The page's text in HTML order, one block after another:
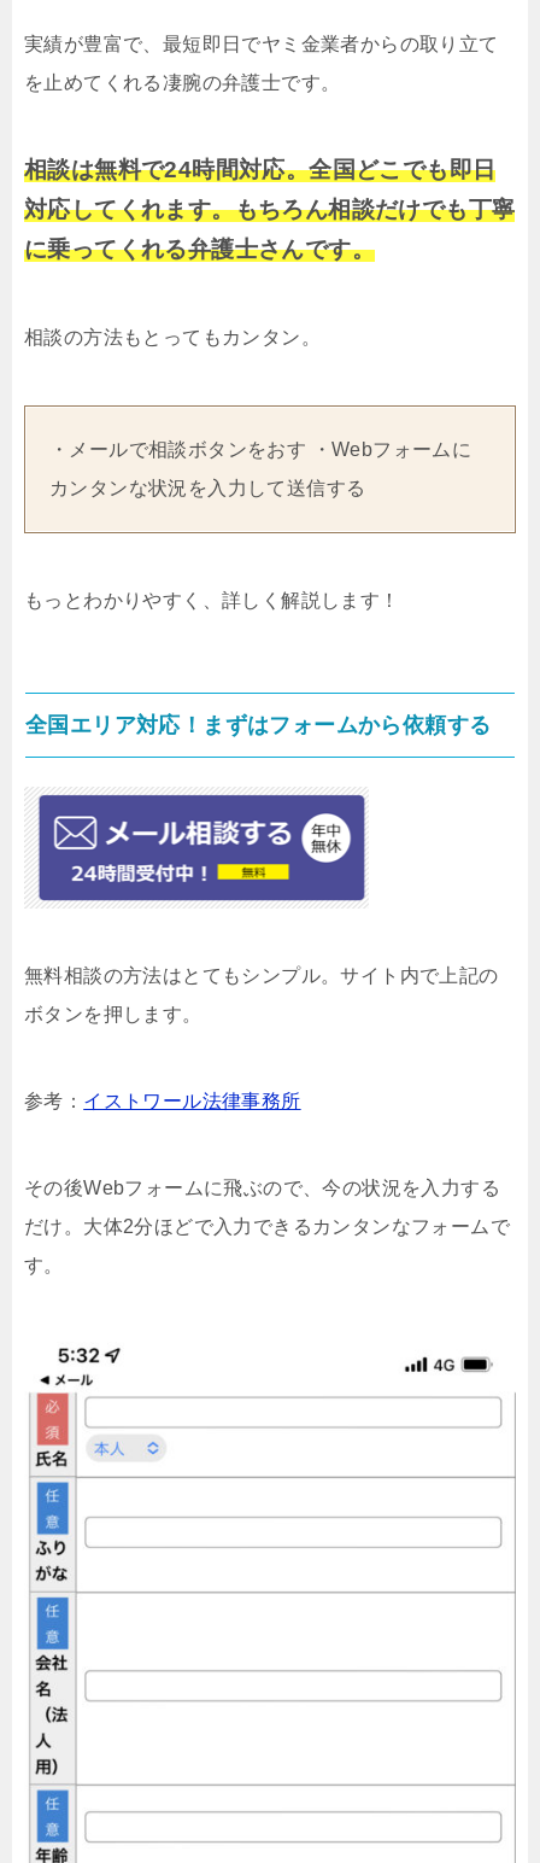
実績が豊富で、最短即日でヤミ金業者からの取り立て
を止めてくれる凄腕の弁護士です。
相談は無料で24時間対応。全国どこでも即日
対応してくれます。もちろん相談だけでも丁寧
に乗ってくれる弁護士さんです。
相談の方法もとってもカンタン。
・メールで相談ボタンをおす ・Webフォームに
カンタンな状況を入力して送信する
もっとわかりやすく、詳しく解説します！
全国エリア対応！まずはフォームから依頼する
無料相談の方法はとてもシンプル。サイト内で上記の
ボタンを押します。
参考： イストワール法律事務所
その後Webフォームに飛ぶので、今の状況を入力する
だけ。大体2分ほどで入力できるカンタンなフォームで
す。